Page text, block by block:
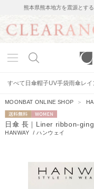
熊本県熊本地方を震源とす
すべて 日傘帽子UV手袋雨傘レ
MOONBAT ONLINE SHOP ＞
送料無料 WOMEN
日傘 長｜Liner ribbon-
HANWAY /ハンウェイ